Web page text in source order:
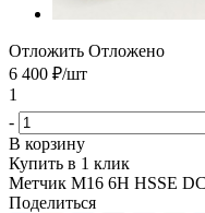
Отложить Отложено
6 400 ₽/шт
1
-
В корзину
Купить в 1 клик
Метчик М16 6H HSSE
Поделиться